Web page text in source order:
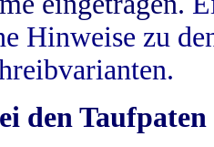
Hinweise zu
den Taufpaten